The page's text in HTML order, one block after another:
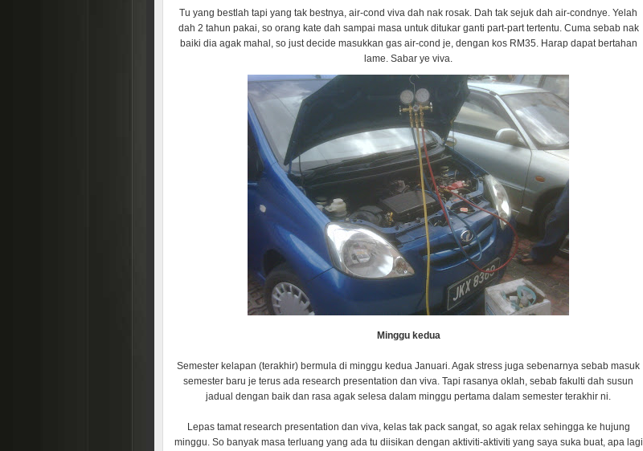
Tu yang bestlah tapi yang tak bestnya, air-cond viva dah nak rosak. Dah tak sejuk dah air-condnye. Yelah
dah 2 tahun pakai, so orang kate dah sampai masa untuk ditukar ganti part-part tertentu. Cuma sebab nak
baiki dia agak mahal, so just decide masukkan gas air-cond je, dengan kos RM35. Harap dapat bertahan
lame. Sabar ye viva.
Minggu kedua
Semester kelapan (terakhir) bermula di minggu kedua Januari. Agak stress juga sebenarnya sebab masuk
semester baru je terus ada research presentation dan viva. Tapi rasanya oklah, sebab fakulti dah susun
jadual dengan baik dan rasa agak selesa dalam minggu pertama dalam semester terakhir ni.
Lepas tamat research presentation dan viva, kelas tak pack sangat, so agak relax sehingga ke hujung
minggu. So banyak masa terluang yang ada tu diisikan dengan aktiviti-aktiviti yang saya suka buat, apa lagi